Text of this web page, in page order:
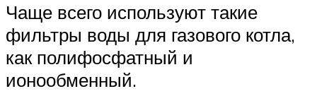
Чаще всего используют такие
фильтры воды для газового котла,
как полифосфатный и
ионообменный.